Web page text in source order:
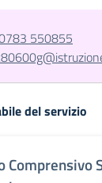
550855
del servizio
Comprensivo